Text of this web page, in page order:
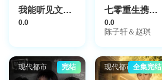
我能听见文物心声
0.0
七零重生携家耕耘奔小康
0.0
陈子轩＆赵琪
现代都市 完结 现代都市 全集完结